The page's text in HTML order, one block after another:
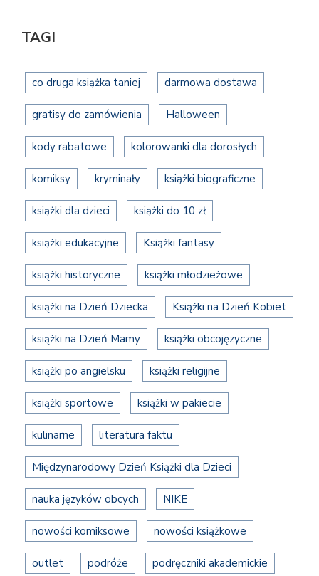
TAGI
co druga książka taniej darmowa dostawa
gratisy do zamówienia Halloween
kody rabatowe kolorowanki dla dorosłych
komiksy kryminały książki biograficzne
książki dla dzieci książki do 10 zł
książki edukacyjne Książki fantasy
książki historyczne książki młodzieżowe
książki na Dzień Dziecka Książki na Dzień Kobiet
książki na Dzień Mamy książki obcojęzyczne
książki po angielsku książki religijne
książki sportowe książki w pakiecie
kulinarne literatura faktu
Międzynarodowy Dzień Książki dla Dzieci
nauka języków obcych NIKE
nowości komiksowe nowości książkowe
outlet podróże podręczniki akademickie